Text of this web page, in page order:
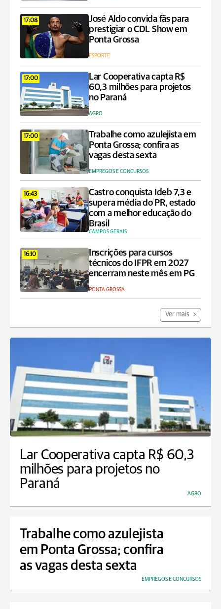
17:08
José Aldo convida fãs para
prestigiar o CDL Show em
Ponta Grossa
ESPORTE
17:00
Lar Cooperativa capta R$
60,3 milhões para projetos
no Paraná
AGRO
17:00
Trabalhe como azulejista em
Ponta Grossa; confira as
vagas desta sexta
EMPREGOS E CONCURSOS
16:43
Castro conquista Ideb 7,3 e
supera média do PR, estado
com a melhor educação do
Brasil
CAMPOS GERAIS
16:10
Inscrições para cursos
técnicos do IFPR em 2027
encerram neste mês em PG
PONTA GROSSA
Ver mais
Lar Cooperativa capta R$ 60,3
milhões para projetos no
Paraná
AGRO
Trabalhe como azulejista
em Ponta Grossa; confira
as vagas desta sexta
EMPREGOS E CONCURSOS